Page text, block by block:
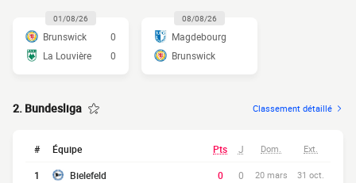
01/08/26
Brunswick
0
La Louvière
0
08/08/26
Magdebourg
Brunswick
2. Bundesliga Classement détaillé
# Équipe Pts J Dom. Ext.
1 Bielefeld 0 0 20 mars 31 oct.